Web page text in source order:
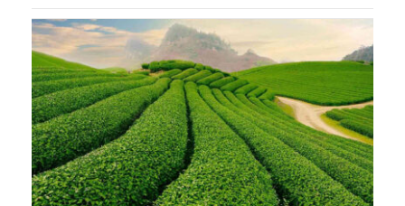
plus l’attention des visiteurs nationaux et
internationaux en raison de la beauté de sa…